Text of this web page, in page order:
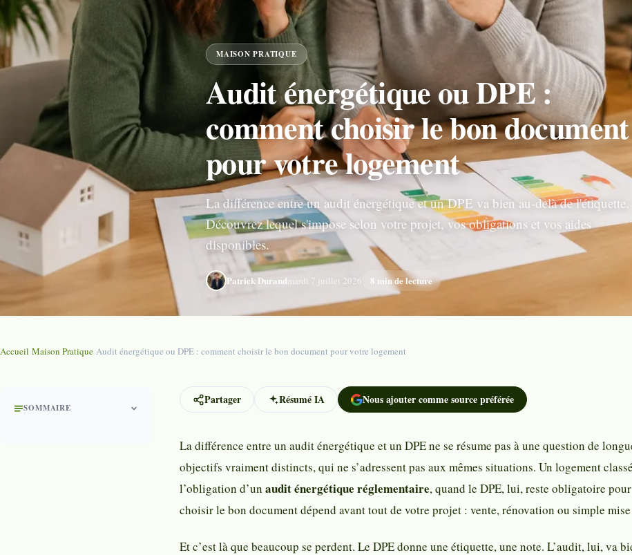
MAISON PRATIQUE
Audit énergétique ou DPE :
comment choisir le bon document
pour votre logement
La différence entre un audit énergétique et un DPE va bien au-delà de l'étiquette.
Découvrez lequel s'impose selon votre projet, vos obligations et vos aides
disponibles.
Patrick Durandmardi 7 juillet 2026 8 min de lecture
Accueil Maison Pratique Audit énergétique ou DPE : comment choisir le bon document pour votre logement
SOMMAIRE
Partager Résumé IA Nous ajouter comme source préférée
La différence entre un audit énergétique et un DPE ne se résume pas à une question de
objectifs vraiment distincts, qui ne s’adressent pas aux mêmes situations. Un logement
l’obligation d’un audit énergétique réglementaire, quand le DPE, lui, reste obligatoire
choisir le bon document dépend avant tout de votre projet : vente, rénovation ou simple
Et c’est là que beaucoup se perdent. Le DPE donne une étiquette, une note. L’audit, lui, va